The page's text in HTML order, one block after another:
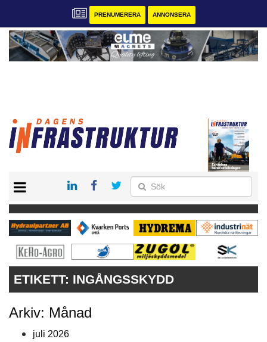
PRENUMERERA ANNONSERA
KONTAKT
VÅRA ANDRA MAGASIN
PRENUMERERA
ANNONSERA
ETIKETT: INGÅNGSSKYDD
Arkiv: Månad
juli 2026